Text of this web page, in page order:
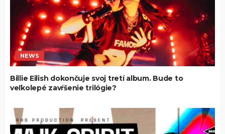
NEWS
Billie Eilish dokončuje svoj tretí album. Bude to
veľkolepé zavŕšenie trilógie?